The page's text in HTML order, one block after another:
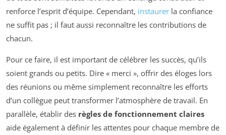
renforce l’esprit d’équipe. Cependant, instaurer la confiance
ne suffit pas ; il faut aussi reconnaître les contributions de
chacun.
Pour ce faire, il est important de célébrer les succès, qu’ils
soient grands ou petits. Dire « merci », offrir des éloges lors
des réunions ou même simplement reconnaître les efforts
d’un collègue peut transformer l’atmosphère de travail. En
parallèle, établir des règles de fonctionnement claires
aide également à définir les attentes pour chaque membre de